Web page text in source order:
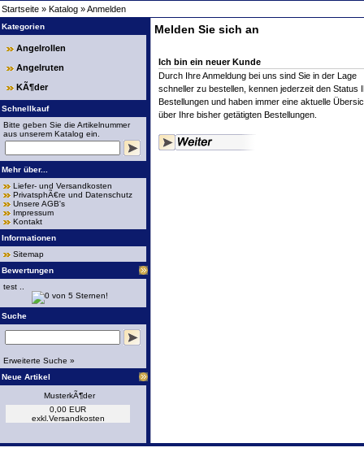
Startseite » Katalog »Anmelden
Kategorien
Angelrollen
Angelruten
KÃ¶der
Schnellkauf
Bitte geben Sie die Artikelnummer
aus unserem Katalog ein.
Mehr über...
Liefer- und Versandkosten
PrivatsphÃ€re und Datenschutz
Unsere AGB's
Impressum
Kontakt
Informationen
Sitemap
Bewertungen
test ..
Suche
Erweiterte Suche »
Neue Artikel
MusterkÃ¶der
0,00 EUR
exkl. Versandkosten
Melden Sie sich an
Ich bin ein neuer Kunde
Durch Ihre Anmeldung bei uns sind Sie in der Lage
schneller zu bestellen, kennen jederzeit den Status
Bestellungen und haben immer eine aktuelle
über Ihre bisher getätigten Bestellungen.